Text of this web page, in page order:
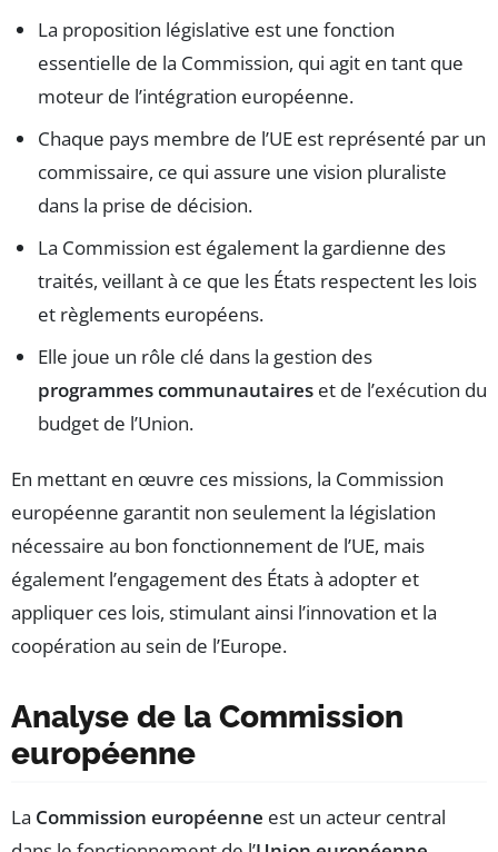
La proposition législative est une fonction
essentielle de la Commission, qui agit en tant que
moteur de l’intégration européenne.
Chaque pays membre de l’UE est représenté par un
commissaire, ce qui assure une vision pluraliste
dans la prise de décision.
La Commission est également la gardienne des
traités, veillant à ce que les États respectent les lois
et règlements européens.
Elle joue un rôle clé dans la gestion des
programmes communautaires et de l’exécution du
budget de l’Union.
En mettant en œuvre ces missions, la Commission
européenne garantit non seulement la législation
nécessaire au bon fonctionnement de l’UE, mais
également l’engagement des États à adopter et
appliquer ces lois, stimulant ainsi l’innovation et la
coopération au sein de l’Europe.
Analyse de la Commission
européenne
La Commission européenne est un acteur central